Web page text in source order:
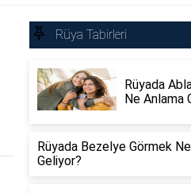
Rüya Tabirleri
Rüyada
Ne Anlama
Rüyada Bezelye Görmek
Geliyor?